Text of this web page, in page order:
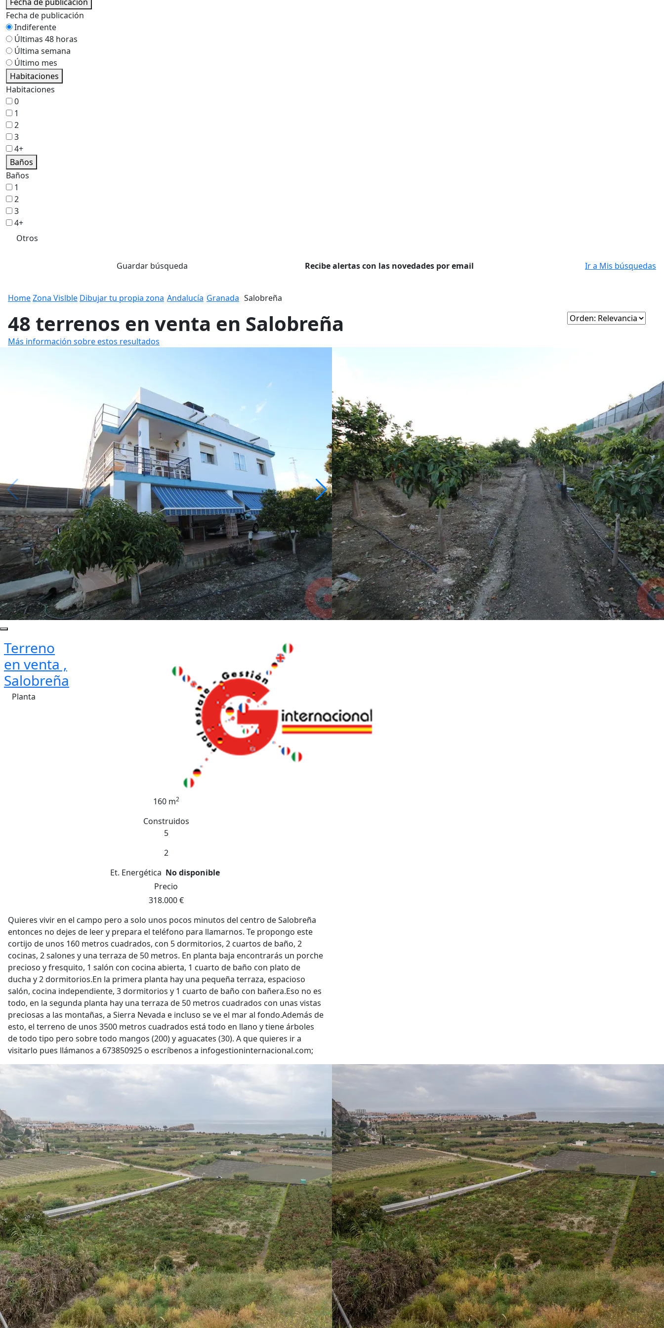
Fecha de publicación
Indiferente
Últimas 48 horas
Última semana
Último mes
Habitaciones
Habitaciones
0
1
2
3
4+
Baños
Baños
1
2
3
4+
Otros
Guardar búsqueda Recibe alertas con las novedades por email Ir a Mis búsquedas
HomeZona Vislble Dibujar tu propia zona Andalucía Granada Salobreña
48 terrenos en venta en Salobreña
Más información sobre estos resultados
Terreno
en venta ,
Salobreña
Planta
160 m2
Construidos
5
2
Et. Energética No disponible
Precio
318.000 €
Quieres vivir en el campo pero a solo unos pocos minutos del centro de Salobreña
entonces no dejes de leer y prepara el teléfono para llamarnos. Te propongo este
cortijo de unos 160 metros cuadrados, con 5 dormitorios, 2 cuartos de baño, 2
cocinas, 2 salones y una terraza de 50 metros. En planta baja encontrarás un porche
precioso y fresquito, 1 salón con cocina abierta, 1 cuarto de baño con plato de
ducha y 2 dormitorios.En la primera planta hay una pequeña terraza, espacioso
salón, cocina independiente, 3 dormitorios y 1 cuarto de baño con bañera.Eso no es
todo, en la segunda planta hay una terraza de 50 metros cuadrados con unas vistas
preciosas a las montañas, a Sierra Nevada e incluso se ve el mar al fondo.Además de
esto, el terreno de unos 3500 metros cuadrados está todo en llano y tiene árboles
de todo tipo pero sobre todo mangos (200) y aguacates (30). A que quieres ir a
visitarlo pues llámanos a 673850925 o escríbenos a infogestioninternacional.com;